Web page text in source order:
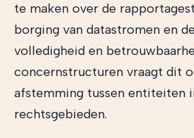
te maken over de
borging van datastromen en
volledigheid en
concernstructuren vraagt dit
afstemming tussen entiteiten
rechtsgebieden.